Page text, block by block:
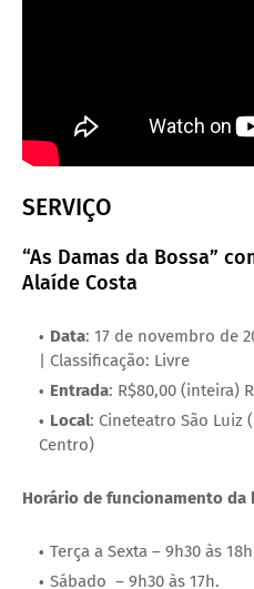
SERVIÇO
“As Damas da Bossa”
Alaíde Costa
Data: 17 de novembro de
| Classificação: Livre
Entrada: R$80,00 (inteira)
Local: Cineteatro São Luiz
Centro)
Horário de funcionamento da
Terça a Sexta – 9h30 às 18h
Sábado – 9h30 às 17h.